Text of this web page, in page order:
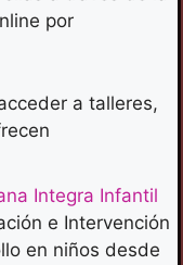
por
a talleres,
Integra Infantil
e Intervención
en niños desde